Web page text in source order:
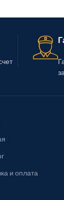
и оплата